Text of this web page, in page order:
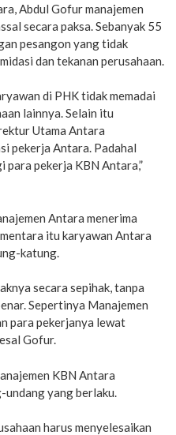
Abdul Gofur manajemen
secara paksa. Sebanyak 55
pesangon yang tidak
dan tekanan perusahaan.
di PHK tidak memadai
lainnya. Selain itu
Utama Antara
pekerja Antara. Padahal
para pekerja KBN Antara,”
Antara menerima
itu karyawan Antara
katung.
secara sepihak, tanpa
Sepertinya Manajemen
para pekerjanya lewat
Gofur.
KBN Antara
yang berlaku.
harus menyelesaikan